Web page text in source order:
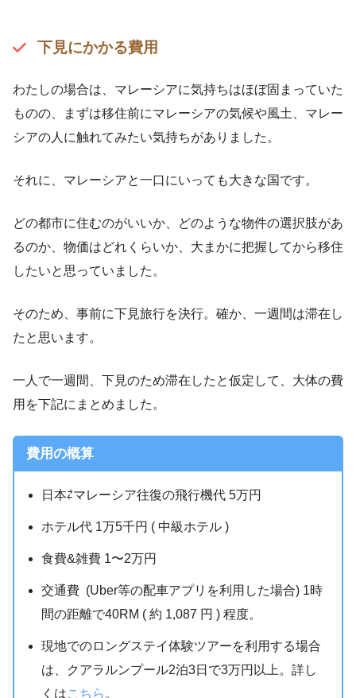
下見にかかる費用
わたしの場合は、マレーシアに気持ちはほぼ固まっていた
ものの、まずは移住前にマレーシアの気候や風土、マレー
シアの人に触れてみたい気持ちがありました。
それに、マレーシアと一口にいっても大きな国です。
どの都市に住むのがいいか、どのような物件の選択肢があ
るのか、物価はどれくらいか、大まかに把握してから移住
したいと思っていました。
そのため、事前に下見旅行を決行。確か、一週間は滞在し
たと思います。
一人で一週間、下見のため滞在したと仮定して、大体の費
用を下記にまとめました。
費用の概算
日本⇄マレーシア往復の飛行機代 5万円
ホテル代 1万5千円 ( 中級ホテル )
食費&雑費 1〜2万円
交通費 (Uber等の配車アプリを利用した場合) 1時
間の距離で40RM ( 約 1,087 円 ) 程度。
現地でのロングステイ体験ツアーを利用する場合
は、クアラルンプール2泊3日で3万円以上。詳し
くはこちら 。